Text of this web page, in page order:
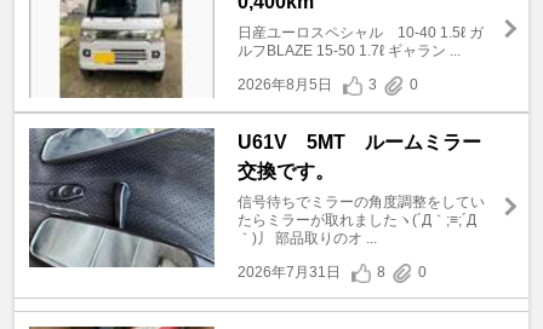
日産ユーロスペシャル 10-40 1.5ℓ ガ
ルフBLAZE 15-50 1.7ℓ ギャラン ...
2026年8月5日
3 0
U61V 5MT ルームミラー
交換です。
信号待ちでミラーの角度調整をしてい
たらミラーが取れましたヽ(´Д｀;≡;´Д
｀)丿 部品取りのオ ...
2026年7月31日
8 0